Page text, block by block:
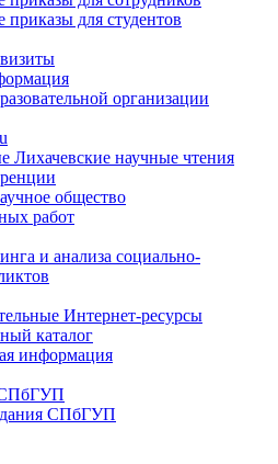
для студентов
организации
Лихачевские научные чтения
общество
работ
и анализа социально-
Интернет-ресурсы
каталог
информация
СПбГУП